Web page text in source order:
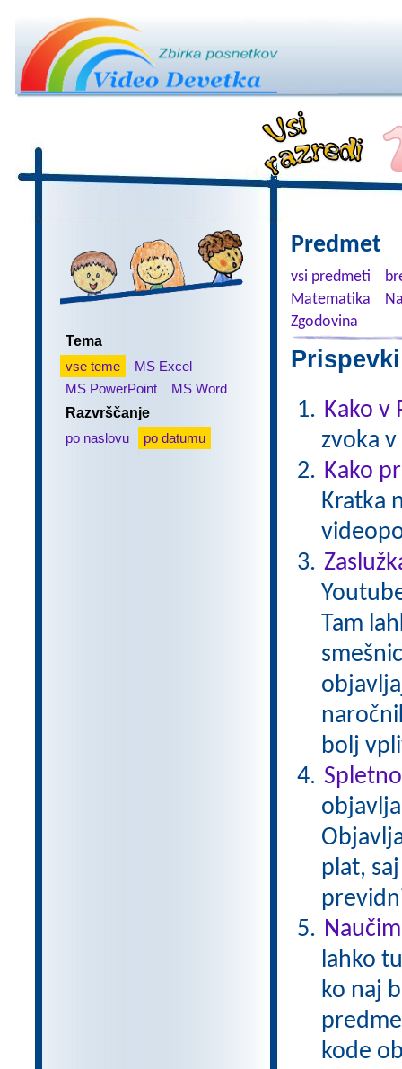
Tema
vse teme
MS Excel
MS PowerPoint
MS Word
Razvrščanje
po naslovu
po datumu
Predmet
vsi predmeti
Matematika
Zgodovina
Kako v
zvoka
Kako
Kratka
Tam
bolj
plat,
lahko
ko naj
kode